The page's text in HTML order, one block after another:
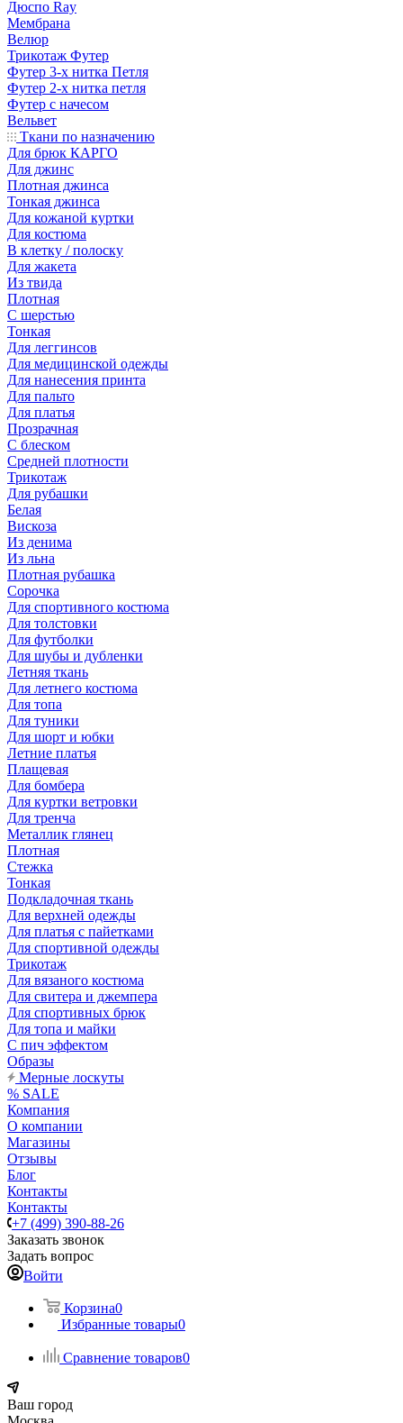
Дюспо Ray
Мембрана
Велюр
Трикотаж Футер
Футер 3-х нитка Петля
Футер 2-х нитка петля
Футер с начесом
Вельвет
Ткани по назначению
Для брюк КАРГО
Для джинс
Плотная джинса
Тонкая джинса
Для кожаной куртки
Для костюма
В клетку / полоску
Для жакета
Из твида
Плотная
С шерстью
Тонкая
Для леггинсов
Для медицинской одежды
Для нанесения принта
Для пальто
Для платья
Прозрачная
С блеском
Средней плотности
Трикотаж
Для рубашки
Белая
Вискоза
Из денима
Из льна
Плотная рубашка
Сорочка
Для спортивного костюма
Для толстовки
Для футболки
Для шубы и дубленки
Летняя ткань
Для летнего костюма
Для топа
Для туники
Для шорт и юбки
Летние платья
Плащевая
Для бомбера
Для куртки ветровки
Для тренча
Металлик глянец
Плотная
Стежка
Тонкая
Подкладочная ткань
Для верхней одежды
Для платья с пайетками
Для спортивной одежды
Трикотаж
Для вязаного костюма
Для свитера и джемпера
Для спортивных брюк
Для топа и майки
С пич эффектом
Образы
Мерные лоскуты
% SALE
Компания
О компании
Магазины
Отзывы
Блог
Контакты
Контакты
+7 (499) 390-88-26
Заказать звонок
Задать вопрос
Войти
Корзина0
Избранные товары0
Сравнение товаров0
Ваш город